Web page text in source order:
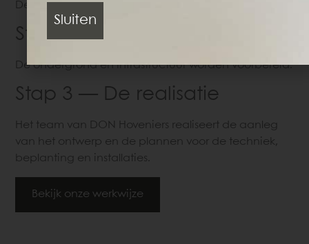
De koers van de tuin ontstaat hier.
Stap 2 — De techniek
De ondergrond en infrastructuur worden voorbereid.
Stap 3 — De realisatie
Het team van DON Hoveniers realiseert de aanleg
van het ontwerp en de plannen voor de techniek,
beplanting en installaties.
Bekijk onze werkwijze
Sluiten